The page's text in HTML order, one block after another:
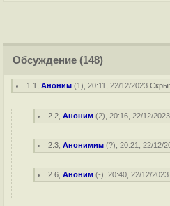
Обсуждение (148)
1.1 ,Аноним (1), 20:11, 22/12/2023
2.2 ,Аноним (2), 20:16, 22/12/
2.3 ,Анонимим (?), 20:21, 22/12/
2.6 ,Аноним (-), 20:40, 22/12/